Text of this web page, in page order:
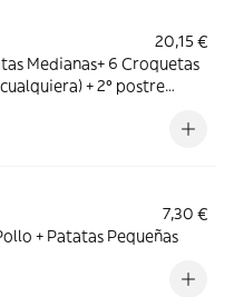
20,15 €
Medianas+ 6 Croquetas
+ 2º postre
7,30 €
+ Patatas Pequeñas